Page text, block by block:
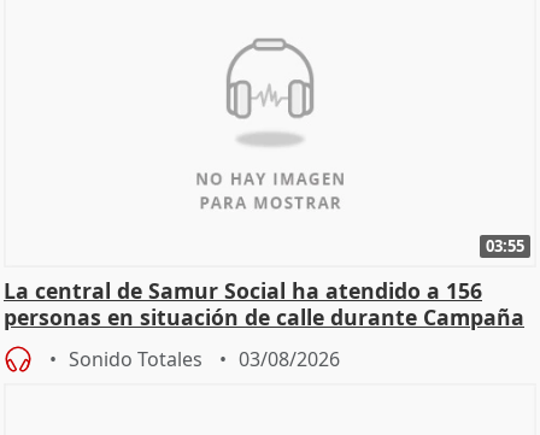
03:55
La central de Samur Social ha atendido a 156
personas en situación de calle durante Campaña
de Calor
Sonido Totales 03/08/2026